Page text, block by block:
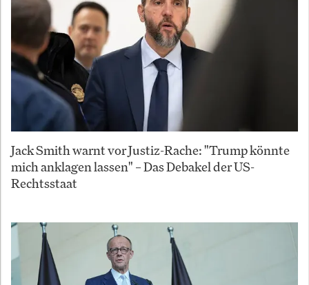
Jack Smith warnt vor Justiz-Rache: "Trump könnte
mich anklagen lassen" – Das Debakel der US-
Rechtsstaat